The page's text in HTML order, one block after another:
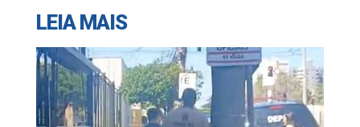
LEIA MAIS